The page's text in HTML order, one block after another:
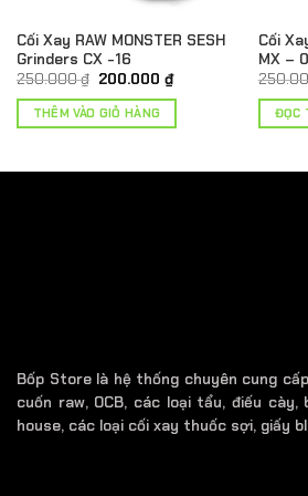
Cối Xay RAW MONSTER SESH
Grinders CX -16
250.000₫ Giá
là:
250.000 ₫.
200.000 ₫Giá
hiện
tại
THÊM VÀO GIỎ HÀNG
Cối
MX –
ĐỌC
Bốp Store là hệ thống chuyên cung
cuốn raw, OCB, các loại tẩu, điếu
house, các loại cối xay thuốc sợi, giấy